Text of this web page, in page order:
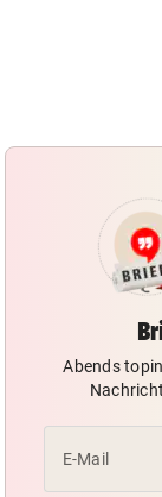
Abends
E-Mail